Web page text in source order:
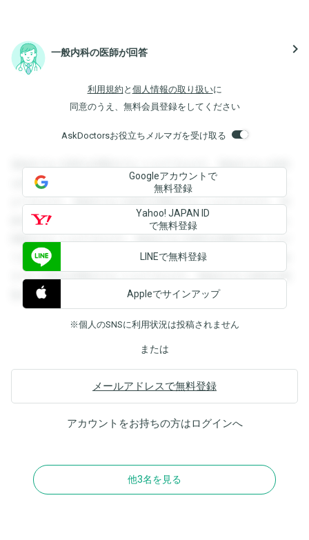
一般内科の医師が回答 navigate_next
利用規約 と 個人情報の取り扱いに
同意のうえ、無料会員登録をしてください
AskDoctorsお役立ちメルマガを受け取る
登録すると回答を閲覧することができます。登録すると回答
を閲覧することができます。登録すると回答を閲覧すること
ができます。登録すると回答を閲覧することができます。登
録すると回答を閲覧することができます。登録すると回答を
閲覧することができます。登録すると回答を閲覧することが
できます。登録すると回答を閲覧することができます。登録
すると回答を閲覧することができます。登録すると回答を閲
覧することができます。
Googleアカウントで
無料登録
Yahoo! JAPAN ID
で無料登録
LINEで無料登録
Appleでサインアップ
※個人のSNSに利用状況は投稿されません
または
メールアドレスで無料登録
アカウントをお持ちの方はログインへ
他3名を見る